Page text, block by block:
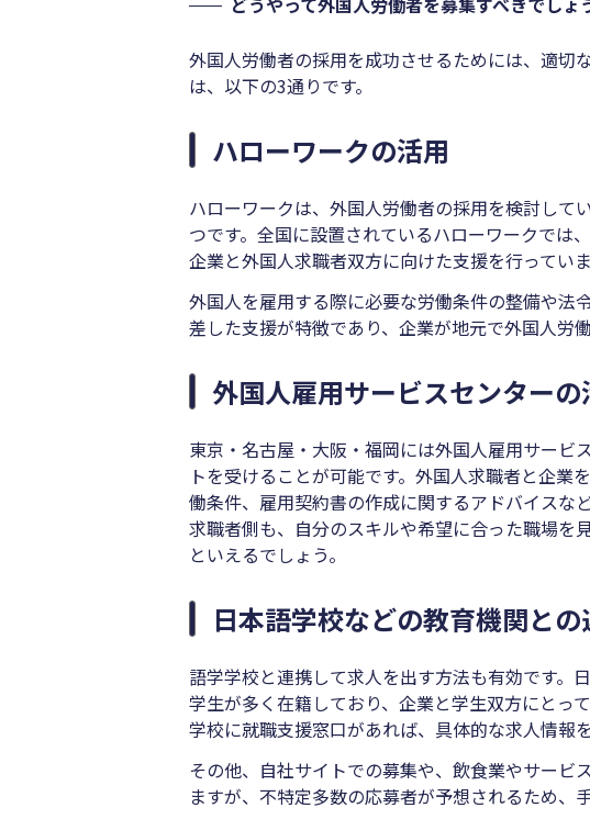
外国人労働者の採用を成功させるためには、適切
は、以下の3通りです。
ハローワークの活用
ハローワークは、外国人労働者の採用を検討して
つです。全国に設置されているハローワークでは
企業と外国人求職者双方に向けた支援を行っていま
外国人を雇用する際に必要な労働条件の整備や法
差した支援が特徴であり、企業が地元で外国人労
外国人雇用サービスセンターの
東京・名古屋・大阪・福岡には外国人雇用サービ
トを受けることが可能です。外国人求職者と企
働条件、雇用契約書の作成に関するアドバイスな
求職者側も、自分のスキルや希望に合った職場を
といえるでしょう。
日本語学校などの教育機関との
語学学校と連携して求人を出す方法も有効です。
学生が多く在籍しており、企業と学生双方にとっ
学校に就職支援窓口があれば、具体的な求人情報
その他、自社サイトでの募集や、飲食業やサービ
ますが、不特定多数の応募者が予想されるため、